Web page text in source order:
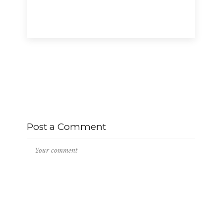
Post a Comment